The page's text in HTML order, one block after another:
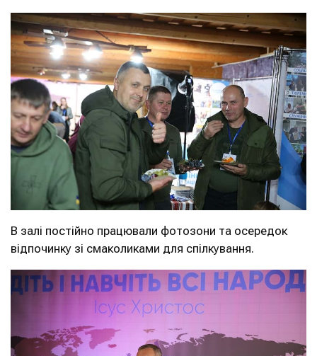
В залі постійно працювали фотозони та осередок
відпочинку зі смаколиками для спілкування.